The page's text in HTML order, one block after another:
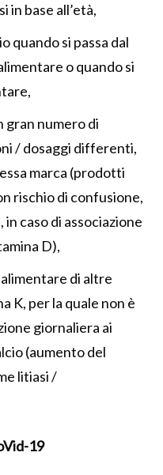
in base all’età,
quando si passa dal
o quando si
gran numero di
/ dosaggi differenti,
marca (prodotti
rischio di confusione,
caso di associazione
D),
di altre
K, per la quale non è
giornaliera ai
(aumento del
litiasi /
19